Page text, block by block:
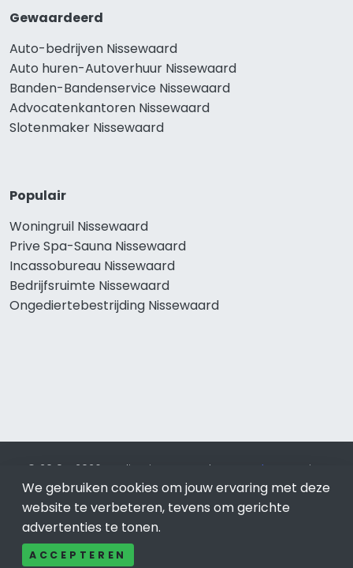
Gewaardeerd
Auto-bedrijven Nissewaard
Auto huren-Autoverhuur Nissewaard
Banden-Bandenservice Nissewaard
Advocatenkantoren Nissewaard
Slotenmaker Nissewaard
Populair
Woningruil Nissewaard
Prive Spa-Sauna Nissewaard
Incassobureau Nissewaard
Bedrijfsruimte Nissewaard
Ongediertebestrijding Nissewaard
© 2019 - 2026 Realisatie en SEO door SEO-bureau
Lion
Internet. Betaal alleen voor bewezen resultaten?SEO
optimalisatie No Cure No Pay.Nissewaardis onderdeel van
Lion Internet.
We gebruiken cookies om jouw ervaring met deze
website te verbeteren, tevens om gerichte
advertenties te tonen.
ACCEPTEREN